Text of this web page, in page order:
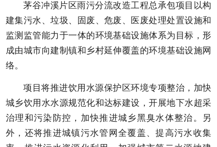
茅谷冲溪片区雨污分流改造工程总承包项目以构
建集污水、垃圾、固废、危废、医废处理处置设施和
监测监管能力于一体的环境基础设施体系为目标，形
成由城市向建制镇和乡村延伸覆盖的环境基础设施网
络。
项目将推进饮用水源保护区环境专项整治，加快
城乡饮用水水源规范化和达标建设，开展地下水超采
治理和污染防控，加快推进城乡黑臭水体整治。另
外，还将推进城镇污水管网全覆盖、提高污水收集